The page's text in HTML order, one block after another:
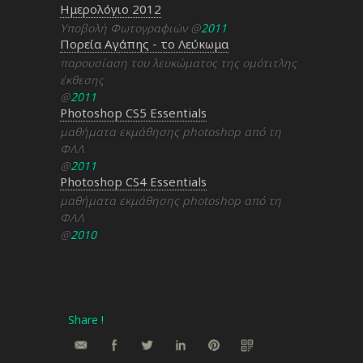
Ημερολόγιο 2012
Υποβολή Φωτογραφιών@2011
Πορεία Αγάπης - το Λεύκωμα
παρουσίαση του λευκώματος της ομότιτλης
έκθεσης
@2011
Photoshop CS5 Essentials
μαθήματα εκμάθησης photoshop από τη
ΦΛΛ
@2011
Photoshop CS4 Essentials
μαθήματα εκμάθησης photoshop από τη
ΦΛΛ
@2010
Share !